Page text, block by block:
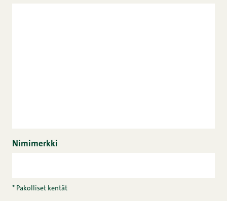
Nimimerkki
* Pakolliset kentät